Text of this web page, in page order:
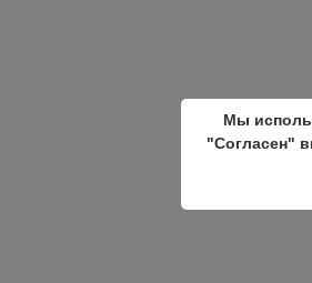
Мы
"Согласен"